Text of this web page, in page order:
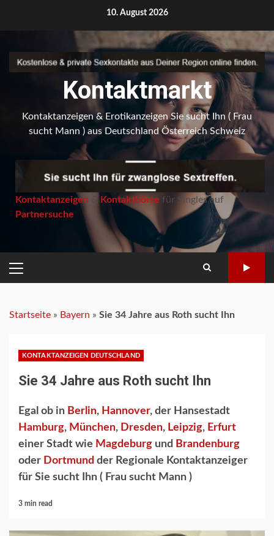
10. August 2026
Kontaktmarkt
Kontaktanzeigen & Erotikanzeigen Sie sucht Ihn ( Frau
sucht Mann ) aus Deutschland Österreich Schweiz
Kontaktanzeigen & Kontaktbörse für Singles auf
Partnersuche
PRIMARY
MENU
Startseite » Bayern » Sie 34 Jahre aus Roth sucht Ihn
KONTAKTANZEIGEN DEUTSCHLAND
Sie 34 Jahre aus Roth sucht Ihn
Egal ob in Berlin, Hannover, der Hansestadt
Hamburg, München, Dresden, Leipzig, Erfurt
einer Stadt wie Magdeburg und Brandenburg
oder Dortmund der Regionale Kontaktanzeiger
für Sie sucht Ihn ( Frau sucht Mann )
3 min read